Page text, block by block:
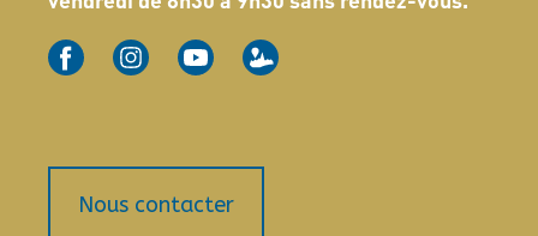
Nous contacter